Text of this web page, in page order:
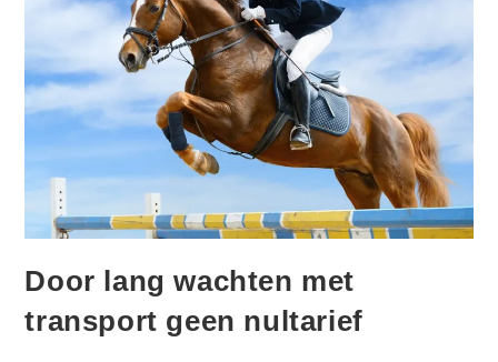
Door lang wachten met
transport geen nultarief